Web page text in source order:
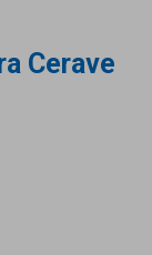
Cerave